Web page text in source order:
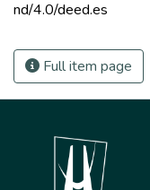
nd/4.0/deed.es
Full item page